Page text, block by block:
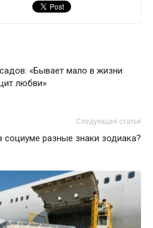
«Бывает мало в жизни
любви»
Следующая статья
социуме разные знаки зодиака?